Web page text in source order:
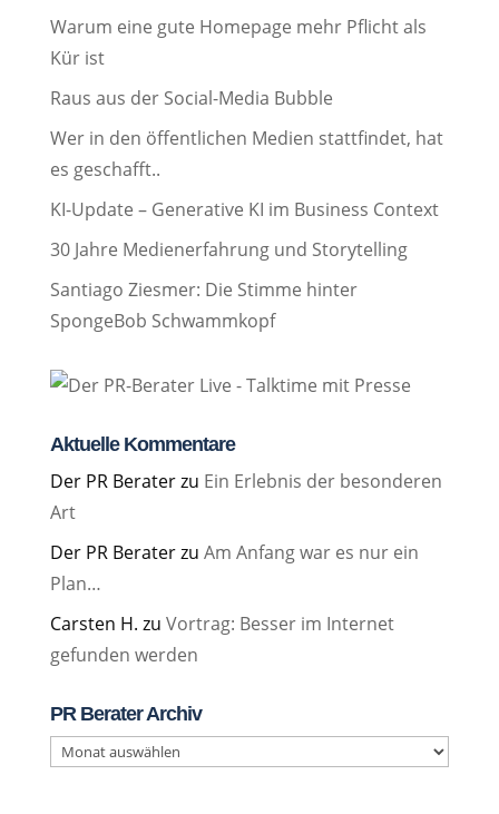
Warum eine gute Homepage mehr Pflicht als
Kür ist
Raus aus der Social-Media Bubble
Wer in den öffentlichen Medien stattfindet, hat
es geschafft..
KI-Update – Generative KI im Business Context
30 Jahre Medienerfahrung und Storytelling
Santiago Ziesmer: Die Stimme hinter
SpongeBob Schwammkopf
Aktuelle Kommentare
Der PR Beraterzu Ein Erlebnis der besonderen
Art
Der PR Beraterzu Am Anfang war es nur ein
Plan…
Carsten H. zu Vortrag: Besser im Internet
gefunden werden
PR Berater Archiv
PR